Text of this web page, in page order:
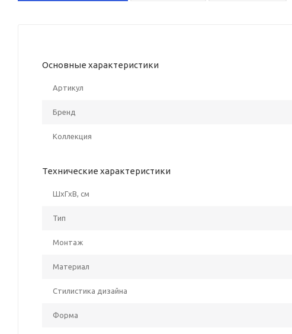
Основные характеристики
Артикул
Бренд
Коллекция
Технические характеристики
ШxГxВ, см
Тип
Монтаж
Материал
Стилистика дизайна
Форма